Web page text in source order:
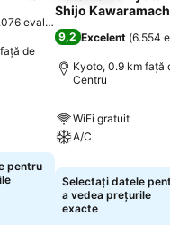
evaluări
de
pentru
Shijo
9,2 Excelent (6.554
Kyoto, 0.9 km faţă
Centru
WiFi gratuit
A/C
Selectați datele
a vedea prețurile
exacte